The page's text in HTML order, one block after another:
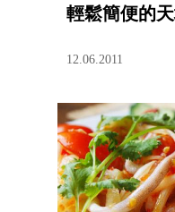
輕鬆簡便的
12.06.2011